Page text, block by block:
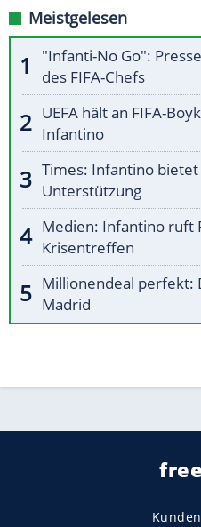
Meistgelesen
"Infanti-No Go":
des FIFA-Chefs
UEFA hält an FIFA-
Infantino
Times: Infantino
Unterstützung
Medien: Infantino ruft
Krisentreffen
Millionendeal perfekt:
Madrid